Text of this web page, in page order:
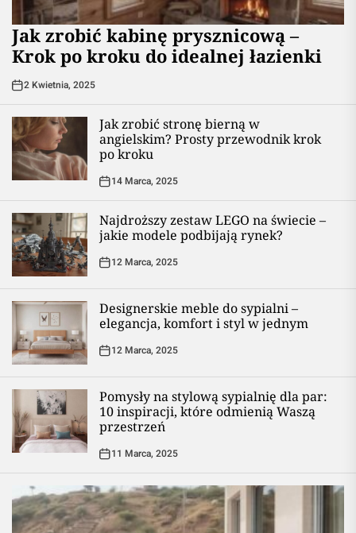
Jak zrobić kabinę prysznicową –
Krok po kroku do idealnej łazienki
2 Kwietnia, 2025
Jak zrobić stronę bierną w
angielskim? Prosty przewodnik krok
po kroku
14 Marca, 2025
Najdroższy zestaw LEGO na świecie –
jakie modele podbijają rynek?
12 Marca, 2025
Designerskie meble do sypialni –
elegancja, komfort i styl w jednym
12 Marca, 2025
Pomysły na stylową sypialnię dla par:
10 inspiracji, które odmienią Waszą
przestrzeń
11 Marca, 2025